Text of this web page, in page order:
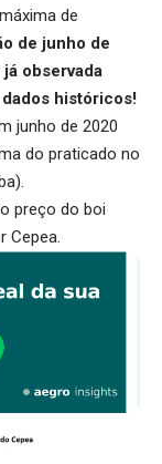
de
de junho de
observada
históricos!
junho de 2020
do praticado no
preço do boi
Cepea.